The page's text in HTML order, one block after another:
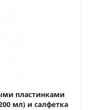
пластинками
мл) и салфетка